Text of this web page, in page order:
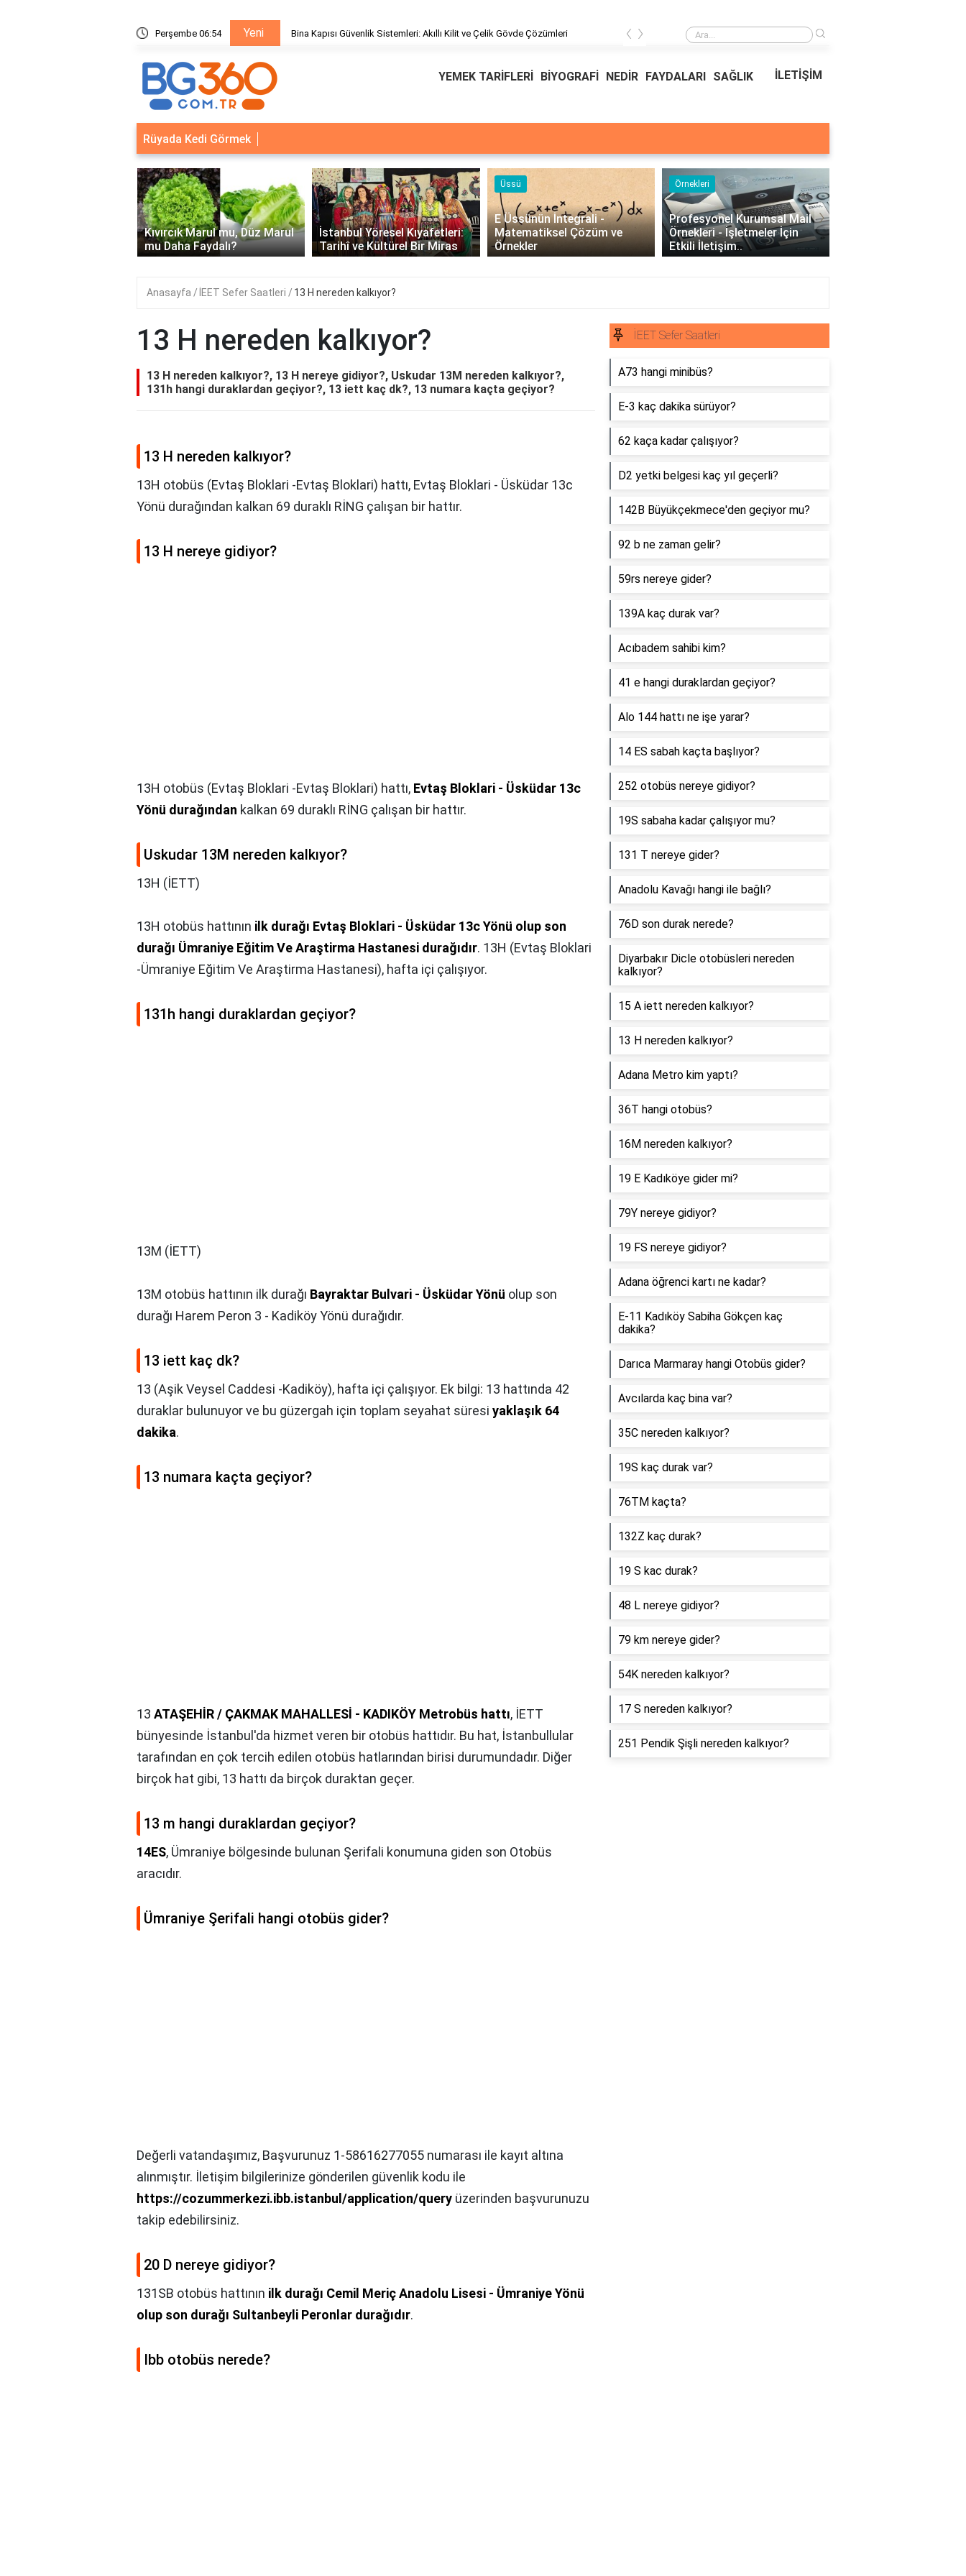
Perşembe 06:54 Yeni
Sistemleri: Akıllı Kilit ve Çelik Gövde Çözümleri Ödeal Müşteri Hizmetleri Ödeal Müşteri Hizmetleri
‹ ›
YEMEK TARİFLERİ BİYOGRAFİ NEDİR FAYDALARI SAĞLIK İLETİŞİM
Rüyada Kedi Görmek
Kıvırcık Marul mu, Düz Marul
mu Daha Faydalı?
İstanbul Yöresel Kıyafetleri:
Tarihî ve Kültürel Bir Miras
Üssü
E Üssünün İntegrali -
Matematiksel Çözüm ve
Örnekler
Örnekleri
Profesyonel Kurumsal Mail
Örnekleri - İşletmeler İçin
Etkili İletişim..
‹ ›
Anasayfa İEET Sefer Saatleri 13 H nereden kalkıyor?
13 H nereden kalkıyor?
13 H nereden kalkıyor?, 13 H nereye gidiyor?, Uskudar 13M nereden kalkıyor?,
131h hangi duraklardan geçiyor?, 13 iett kaç dk?, 13 numara kaçta geçiyor?
13 H nereden kalkıyor?
13H otobüs (Evtaş Bloklari -Evtaş Bloklari) hattı, Evtaş Bloklari - Üsküdar 13c
Yönü durağından kalkan 69 duraklı RİNG çalışan bir hattır.
13 H nereye gidiyor?
13H otobüs (Evtaş Bloklari -Evtaş Bloklari) hattı, Evtaş Bloklari - Üsküdar 13c
Yönü durağından kalkan 69 duraklı RİNG çalışan bir hattır.
Uskudar 13M nereden kalkıyor?
13H (İETT)
13H otobüs hattının ilk durağı Evtaş Bloklari - Üsküdar 13c Yönü olup son
durağı Ümraniye Eğitim Ve Araştirma Hastanesi durağıdır. 13H (Evtaş Bloklari
-Ümraniye Eğitim Ve Araştirma Hastanesi), hafta içi çalışıyor.
131h hangi duraklardan geçiyor?
13M (İETT)
13M otobüs hattının ilk durağı Bayraktar Bulvari - Üsküdar Yönü olup son
durağı Harem Peron 3 - Kadiköy Yönü durağıdır.
13 iett kaç dk?
13 (Aşik Veysel Caddesi -Kadiköy), hafta içi çalışıyor. Ek bilgi: 13 hattında 42
duraklar bulunuyor ve bu güzergah için toplam seyahat süresi yaklaşık 64
dakika.
13 numara kaçta geçiyor?
13 ATAŞEHİR / ÇAKMAK MAHALLESİ - KADIKÖY Metrobüs hattı, İETT
bünyesinde İstanbul'da hizmet veren bir otobüs hattıdır. Bu hat, İstanbullular
tarafından en çok tercih edilen otobüs hatlarından birisi durumundadır. Diğer
birçok hat gibi, 13 hattı da birçok duraktan geçer.
13 m hangi duraklardan geçiyor?
14ES, Ümraniye bölgesinde bulunan Şerifali konumuna giden son Otobüs
aracıdır.
Ümraniye Şerifali hangi otobüs gider?
Değerli vatandaşımız, Başvurunuz 1-58616277055 numarası ile kayıt altına
alınmıştır. İletişim bilgilerinize gönderilen güvenlik kodu ile
https://cozummerkezi.ibb.istanbul/application/query üzerinden başvurunuzu
takip edebilirsiniz.
20 D nereye gidiyor?
131SB otobüs hattının ilk durağı Cemil Meriç Anadolu Lisesi - Ümraniye Yönü
olup son durağı Sultanbeyli Peronlar durağıdır.
Ibb otobüs nerede?
İEET Sefer Saatleri
A73 hangi minibüs?
E-3 kaç dakika sürüyor?
62 kaça kadar çalışıyor?
D2 yetki belgesi kaç yıl geçerli?
142B Büyükçekmece'den geçiyor mu?
92 b ne zaman gelir?
59rs nereye gider?
139A kaç durak var?
Acıbadem sahibi kim?
41 e hangi duraklardan geçiyor?
Alo 144 hattı ne işe yarar?
14 ES sabah kaçta başlıyor?
252 otobüs nereye gidiyor?
19S sabaha kadar çalışıyor mu?
131 T nereye gider?
Anadolu Kavağı hangi ile bağlı?
76D son durak nerede?
Diyarbakır Dicle otobüsleri nereden
kalkıyor?
15 A iett nereden kalkıyor?
13 H nereden kalkıyor?
Adana Metro kim yaptı?
36T hangi otobüs?
16M nereden kalkıyor?
19 E Kadıköye gider mi?
79Y nereye gidiyor?
19 FS nereye gidiyor?
Adana öğrenci kartı ne kadar?
E-11 Kadıköy Sabiha Gökçen kaç
dakika?
Darıca Marmaray hangi Otobüs gider?
Avcılarda kaç bina var?
35C nereden kalkıyor?
19S kaç durak var?
76TM kaçta?
132Z kaç durak?
19 S kac durak?
48 L nereye gidiyor?
79 km nereye gider?
54K nereden kalkıyor?
17 S nereden kalkıyor?
251 Pendik Şişli nereden kalkıyor?